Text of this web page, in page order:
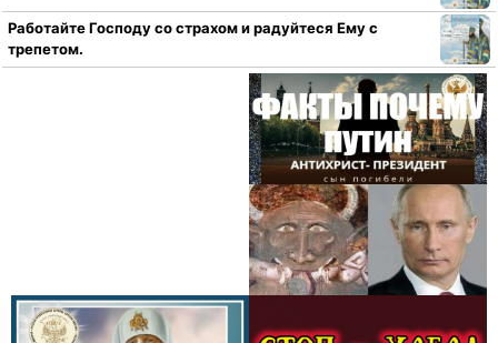
Работайте Господу со страхом и радуйтеся Ему с
трепетом.